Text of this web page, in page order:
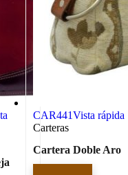
CAR441Vista rápida
Carteras
Cartera Doble Aro